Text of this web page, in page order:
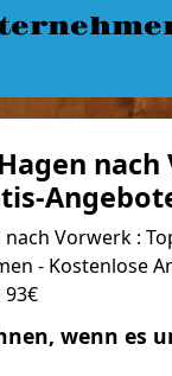
Vorwerk :
- Kostenlose
wenn es